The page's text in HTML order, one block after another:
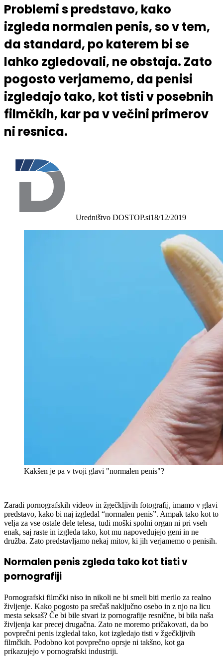
Problemi s predstavo, kako
izgleda normalen penis, so v tem,
da standard, po katerem bi se
lahko zgledovali, ne obstaja. Zato
pogosto verjamemo, da penisi
izgledajo tako, kot tisti v posebnih
filmčkih, kar pa v večini primerov
ni resnica.
Uredništvo DOSTOP.si18/12/2019
Kakšen je pa v tvoji glavi "normalen penis"?
Zaradi pornografskih videov in žgečkljivih fotografij, imamo v glavi
predstavo, kako bi naj izgledal “normalen penis”. Ampak tako kot to
velja za vse ostale dele telesa, tudi moški spolni organ ni pri vseh
enak, saj raste in izgleda tako, kot mu napovedujejo geni in ne
družba. Zato predstavljamo nekaj mitov, ki jih verjamemo o penisih.
Normalen penis zgleda tako kot tisti v
pornografiji
Pornografski filmčki niso in nikoli ne bi smeli biti merilo za realno
življenje. Kako pogosto pa srečaš naključno osebo in z njo na licu
mesta seksaš? Če bi bile stvari iz pornografije resnične, bi bila naša
življenja kar precej drugačna. Zato ne moremo pričakovati, da bo
povprečni penis izgledal tako, kot izgledajo tisti v žgečkljivih
filmčkih. Podobno kot povprečno oprsje ni takšno, kot ga
prikazujejo v pornografski industriji.